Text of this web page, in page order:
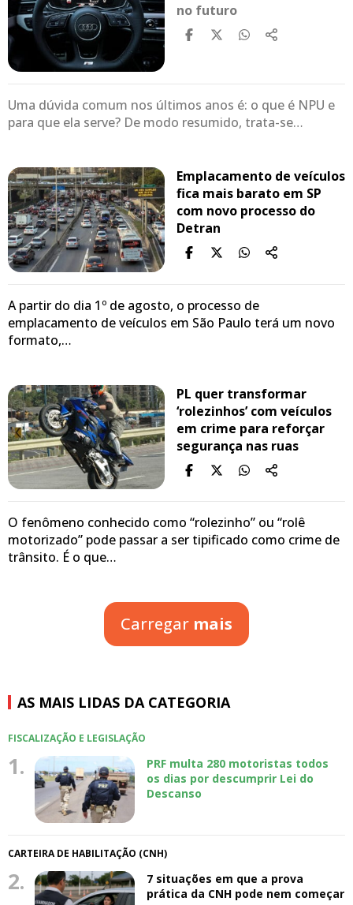
no futuro
Uma dúvida comum nos últimos anos é: o que é NPU e
para que ela serve? De modo resumido, trata-se…
Emplacamento de veículos
fica mais barato em SP
com novo processo do
Detran
A partir do dia 1º de agosto, o processo de
emplacamento de veículos em São Paulo terá um novo
formato,…
PL quer transformar
‘rolezinhos’ com veículos
em crime para reforçar
segurança nas ruas
O fenômeno conhecido como “rolezinho” ou “rolê
motorizado” pode passar a ser tipificado como crime de
trânsito. É o que…
Carregar mais
AS MAIS LIDAS DA CATEGORIA
FISCALIZAÇÃO E LEGISLAÇÃO
1.
PRF multa 280 motoristas todos
os dias por descumprir Lei do
Descanso
CARTEIRA DE HABILITAÇÃO (CNH)
2.
7 situações em que a prova
prática da CNH pode nem começar